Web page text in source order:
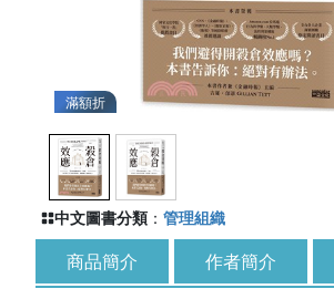
滿額折
中文圖書分類 ： 管理組織
商品簡介 作者簡介